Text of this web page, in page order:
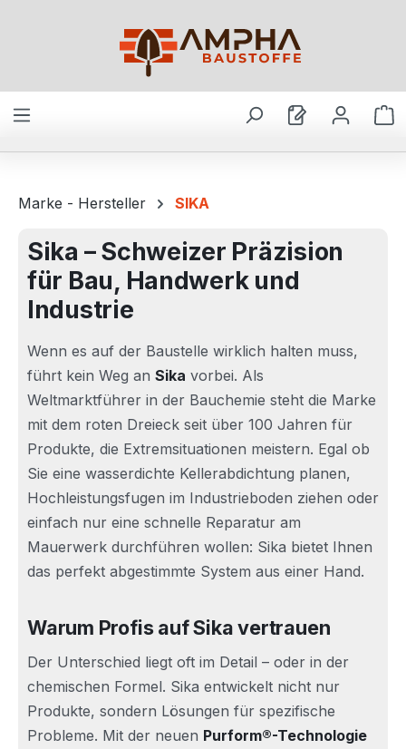
Marke - Hersteller SIKA
Sika – Schweizer Präzision
für Bau, Handwerk und
Industrie
Wenn es auf der Baustelle wirklich halten muss,
führt kein Weg an Sika vorbei. Als
Weltmarktführer in der Bauchemie steht die Marke
mit dem roten Dreieck seit über 100 Jahren für
Produkte, die Extremsituationen meistern. Egal ob
Sie eine wasserdichte Kellerabdichtung planen,
Hochleistungsfugen im Industrieboden ziehen oder
einfach nur eine schnelle Reparatur am
Mauerwerk durchführen wollen: Sika bietet Ihnen
das perfekt abgestimmte System aus einer Hand.
Warum Profis auf Sika vertrauen
Der Unterschied liegt oft im Detail – oder in der
chemischen Formel. Sika entwickelt nicht nur
Produkte, sondern Lösungen für spezifische
Probleme. Mit der neuen Purform®-Technologie